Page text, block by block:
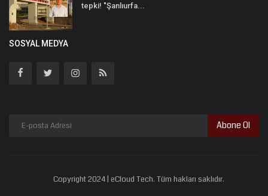
tepki! "Şanlıurfa...
SOSYAL MEDYA
Abone Ol
Copyright 2024 | eCloud Tech. Tüm hakları saklıdır.